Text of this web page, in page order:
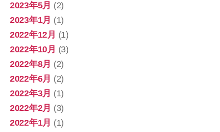
2023年5月 (2)
2023年1月 (1)
2022年12月 (1)
2022年10月 (3)
2022年8月 (2)
2022年6月 (2)
2022年3月 (1)
2022年2月 (3)
2022年1月 (1)